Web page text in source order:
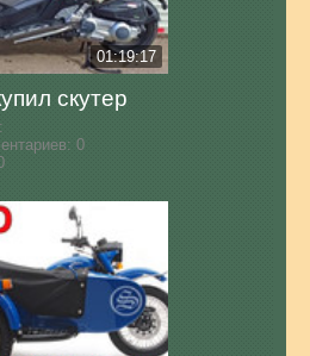
01:19:17
скутер
0